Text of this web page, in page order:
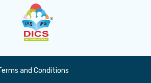
and Conditions